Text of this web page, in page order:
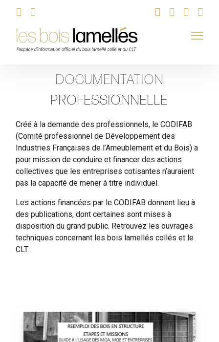
DOCUMENTATION
PROFESSIONNELLE
Créé à la demande des professionnels, le CODIFAB
(Comité professionnel de Développement des
Industries Françaises de l’Ameublement et du Bois) a
pour mission de conduire et financer des actions
collectives que les entreprises cotisantes n’auraient
pas la capacité de mener à titre individuel.
Les actions financées par le CODIFAB donnent lieu à
des publications, dont certaines sont mises à
disposition du grand public. Retrouvez les ouvrages
techniques concernant les bois lamellés collés et le
CLT :